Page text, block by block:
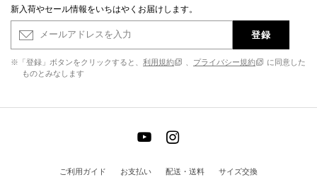
新入荷やセール情報をいちはやくお届けします。
登録
※「登録」ボタンをクリックすると、 利用規約 プライバシー規約
に同意した
ものとみなします
ご利用ガイド お支払い 配送・送料 サイズ交換